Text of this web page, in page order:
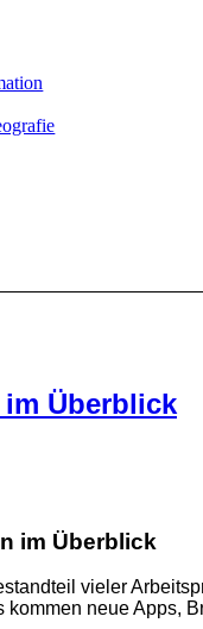
Überblick
im Überblick
vieler
neue Apps,